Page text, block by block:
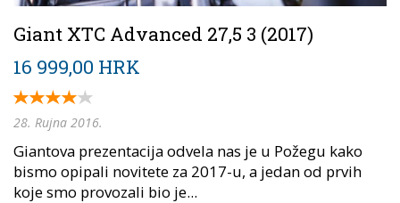
Giant XTC Advanced 27,5 3 (2017)
16 999,00 HRK
28. Rujna 2016.
Giantova prezentacija odvela nas je u Požegu kako
bismo opipali novitete za 2017-u, a jedan od prvih
koje smo provozali bio je...